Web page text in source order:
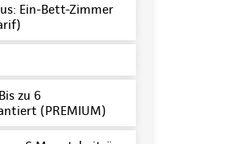
Ein-Bett-Zimmer
zu 6
(PREMIUM)